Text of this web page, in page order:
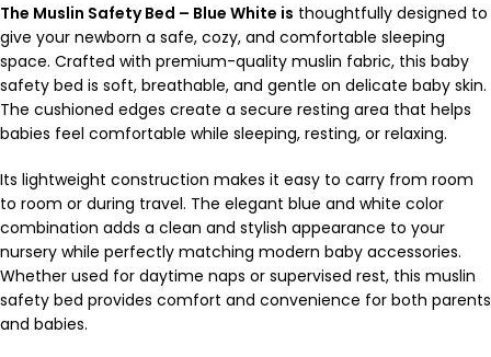
The Muslin Safety Bed – Blue White is thoughtfully designed to
give your newborn a safe, cozy, and comfortable sleeping
space. Crafted with premium-quality muslin fabric, this baby
safety bed is soft, breathable, and gentle on delicate baby skin.
The cushioned edges create a secure resting area that helps
babies feel comfortable while sleeping, resting, or relaxing.
Its lightweight construction makes it easy to carry from room
to room or during travel. The elegant blue and white color
combination adds a clean and stylish appearance to your
nursery while perfectly matching modern baby accessories.
Whether used for daytime naps or supervised rest, this muslin
safety bed provides comfort and convenience for both parents
and babies.